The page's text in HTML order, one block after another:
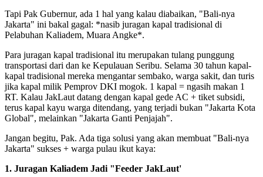
Tapi Pak Gubernur, ada 1 hal yang kalau diabaikan, "Bali-nya
Jakarta" ini bakal gagal: *nasib juragan kapal tradisional di
Pelabuhan Kaliadem, Muara Angke*.
Para juragan kapal tradisional itu merupakan tulang punggung
transportasi dari dan ke Kepulauan Seribu. Selama 30 tahun kapal-
kapal tradisional mereka mengantar sembako, warga sakit, dan turis
jika kapal milik Pemprov DKI mogok. 1 kapal = ngasih makan 1
RT. Kalau JakLaut datang dengan kapal gede AC + tiket subsidi,
terus kapal kayu warga ditendang, yang terjadi bukan "Jakarta Kota
Global", melainkan "Jakarta Ganti Penjajah".
Jangan begitu, Pak. Ada tiga solusi yang akan membuat "Bali-nya
Jakarta" sukses + warga pulau ikut kaya:
1. Juragan Kaliadem Jadi "Feeder JakLaut'